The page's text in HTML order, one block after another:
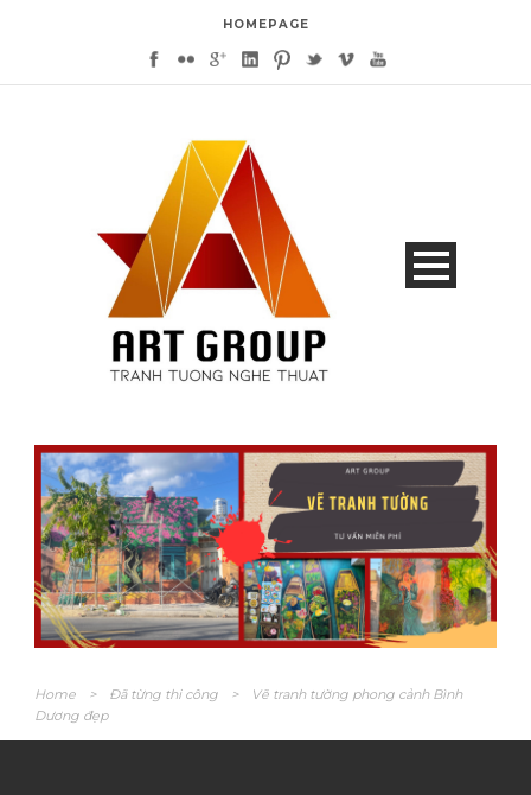
HOMEPAGE
Home > Đã từng thi công >
Vẽ tranh tường phong cảnh Bình
Dương đẹp